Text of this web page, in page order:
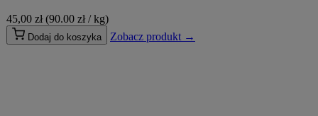
45,00 zł (90.00 zł / kg)
Dodaj do koszyka Zobacz produkt →